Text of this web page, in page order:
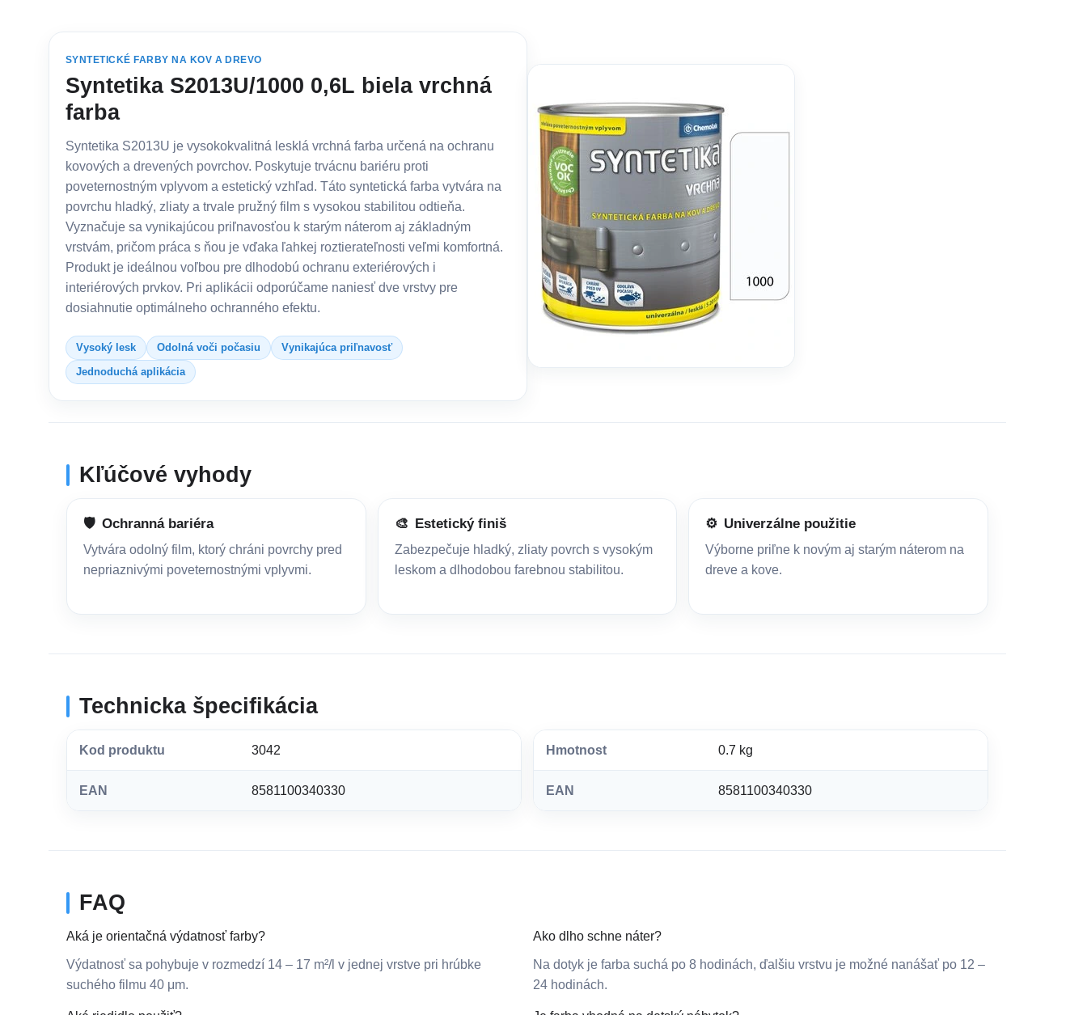
SYNTETICKÉ FARBY NA KOV A DREVO
Syntetika S2013U/1000 0,6L biela vrchná
farba
Syntetika S2013U je vysokokvalitná lesklá vrchná farba určená na ochranu
kovových a drevených povrchov. Poskytuje trvácnu bariéru proti
poveternostným vplyvom a estetický vzhľad. Táto syntetická farba vytvára na
povrchu hladký, zliaty a trvale pružný film s vysokou stabilitou odtieňa.
Vyznačuje sa vynikajúcou priľnavosťou k starým náterom aj základným
vrstvám, pričom práca s ňou je vďaka ľahkej roztierateľnosti veľmi komfortná.
Produkt je ideálnou voľbou pre dlhodobú ochranu exteriérových i
interiérových prvkov. Pri aplikácii odporúčame naniesť dve vrstvy pre
dosiahnutie optimálneho ochranného efektu.
Vysoký lesk Odolná voči počasiu
Vynikajúca priľnavosť
Jednoduchá aplikácia
Kľúčové vyhody
🛡️ Ochranná bariéra
Vytvára odolný film, ktorý chráni povrchy pred
nepriaznivými poveternostnými vplyvmi.
🎨 Estetický finiš
Zabezpečuje hladký, zliaty povrch s vysokým
leskom a dlhodobou farebnou stabilitou.
⚙️ Univerzálne použitie
Výborne priľne k novým aj starým náterom na
dreve a kove.
Technicka špecifikácia
Kod produktu 3042
EAN 8581100340330
Hmotnost 0.7 kg
EAN 8581100340330
FAQ
Aká je orientačná výdatnosť farby?
Výdatnosť sa pohybuje v rozmedzí 14 – 17 m²/l v jednej vrstve pri hrúbke
suchého filmu 40 μm.
Ako dlho schne náter?
Na dotyk je farba suchá po 8 hodinách, ďalšiu vrstvu je možné nanášať po 12 –
24 hodinách.